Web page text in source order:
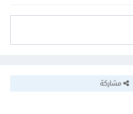
مشاركة